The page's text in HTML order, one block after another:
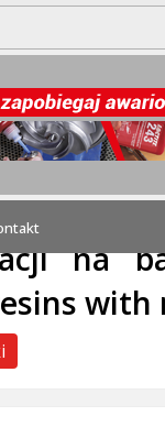
ochronne /
resins with metal
na